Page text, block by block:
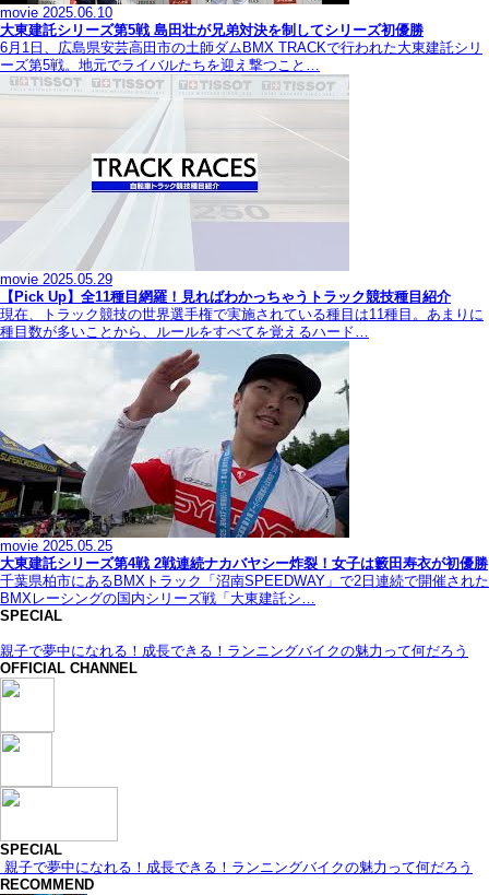
movie 2025.06.10
大東建託シリーズ第5戦 島田壮が兄弟対決を制してシリーズ初優勝
6月1日、広島県安芸高田市の土師ダムBMX TRACKで行われた大東建託シリ
ーズ第5戦。地元でライバルたちを迎え撃つこと…
movie 2025.05.29
【Pick Up】全11種目網羅！見ればわかっちゃうトラック競技種目紹介
現在、トラック競技の世界選手権で実施されている種目は11種目。あまりに
種目数が多いことから、ルールをすべてを覚えるハード…
movie 2025.05.25
大東建託シリーズ第4戦 2戦連続ナカバヤシー炸裂！女子は籔田寿衣が初優勝
千葉県柏市にあるBMXトラック「沼南SPEEDWAY」で2日連続で開催された
BMXレーシングの国内シリーズ戦「大東建託シ…
SPECIAL
親子で夢中になれる！成長できる！ランニングバイクの魅力って何だろう
OFFICIAL CHANNEL
SPECIAL
親子で夢中になれる！成長できる！ランニングバイクの魅力って何だろう
RECOMMEND